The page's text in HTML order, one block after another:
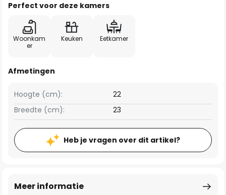
Perfect voor deze kamers
Woonkam
er
Keuken Eetkamer
Afmetingen
Breedte (cm): 23
Hoogte (cm): 22
Heb je vragen over dit artikel?
Meer informatie